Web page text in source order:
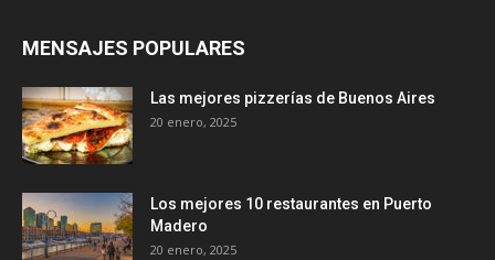
MENSAJES POPULARES
Las mejores pizzerías de Buenos Aires
20 enero, 2025
Los mejores 10 restaurantes en Puerto
Madero
20 enero, 2025